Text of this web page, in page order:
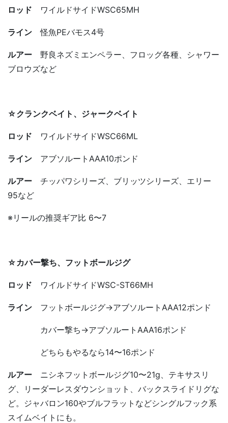
ロッド ワイルドサイドWSC65MH
ライン怪魚PEバモス4号
ルアー 野良ネズミエンペラー、フロッグ各種、シャワー
ブロウズなど
☆クランクベイト、ジャークベイト
ロッド ワイルドサイドWSC66ML
ライン アブソルートAAA10ポンド
ルアー チッパワシリーズ、ブリッツシリーズ、エリー
95など
※リールの推奨ギア比 6〜7
☆カバー撃ち、フットボールジグ
ロッド ワイルドサイドWSC-ST66MH
ライン フットボールジグ→アブソルートAAA12ポンド
カバー撃ち→アブソルートAAA16ポンド
どちらもやるなら14〜16ポンド
ルアー ニシネフットボールジグ10〜21g、テキサスリ
グ、リーダーレスダウンショット、バックスライドリグな
ど。ジャバロン160やブルフラットなどシングルフック系
スイムベイトにも。